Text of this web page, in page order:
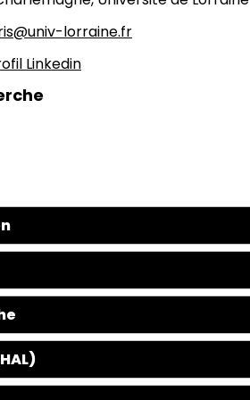
lorraine.fr
Linkedin